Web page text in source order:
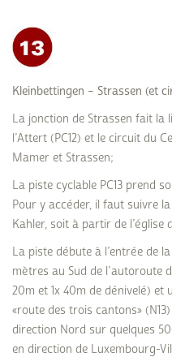
Kleinbettingen – Strassen (et
La jonction de Strassen fait la
l’Attert (PC12) et le circuit du
Mamer et Strassen;
La piste cyclable PC13 prend
Pour y accéder, il faut suivre
Kahler, soit à partir de l’église
La piste débute à l’entrée de
mètres au Sud de l’autoroute
20m et 1x 40m de dénivelé) et
«route des trois cantons»
direction Nord sur quelques
en direction de Luxembourg-